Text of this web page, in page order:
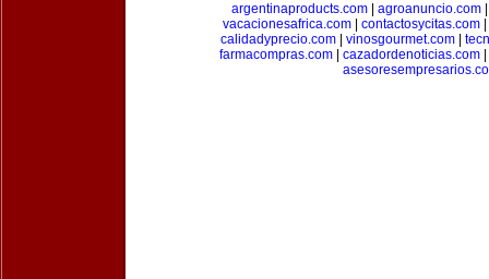
argentinaproducts.com| agroanuncio.com
vacacionesafrica.com| contactosycitas.com|
calidadyprecio.com
vinosgourmet.com
farmacompras.com
cazadordenoticias.com